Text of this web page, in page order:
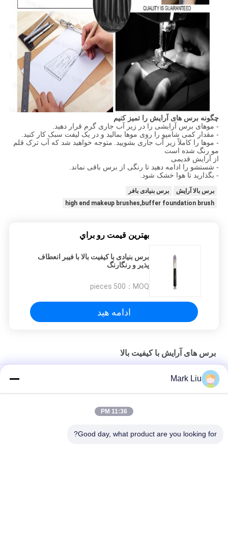
چگونه برس های آرایش را تمیز کنیم
- موهای برس آرایشی را در زیر آب جاری گرم قرار دهید.
- مقدار کمی شامپو را روی موها بمالید و در یک لیفت سبک کار کنید.
- موها را کاملاً زیر آب جاری بشویید. متوجه خواهید شد که آب ترک قلم
مو رنگ شده است
از آرایش قدیمی
- شستشو را ادامه دهید تا رنگی از برس باقی نماند.
- بگذارید تا هوا خشک شود.
برس بالا آرایش
برس بنیادی بافر
high end makeup brushes,buffer foundation brush
بهترين قيمت رو براي
برس بنیادی با کیفیت بالا با فیبر انعطاف
پذیر و رنگارنگ
MOQ：
500 pieces
ادامه هید
برس های آرایش با کیفیت بالا
برس کاملاً کلاسیک دور آرایش کابوکی با موهای بز نرم
برس آرایش موی بزی فن بزرگ Vonira Beauty / برس آرایشی دسته
Mark Liu
11:36 PM
Good day, what product are you looking for?